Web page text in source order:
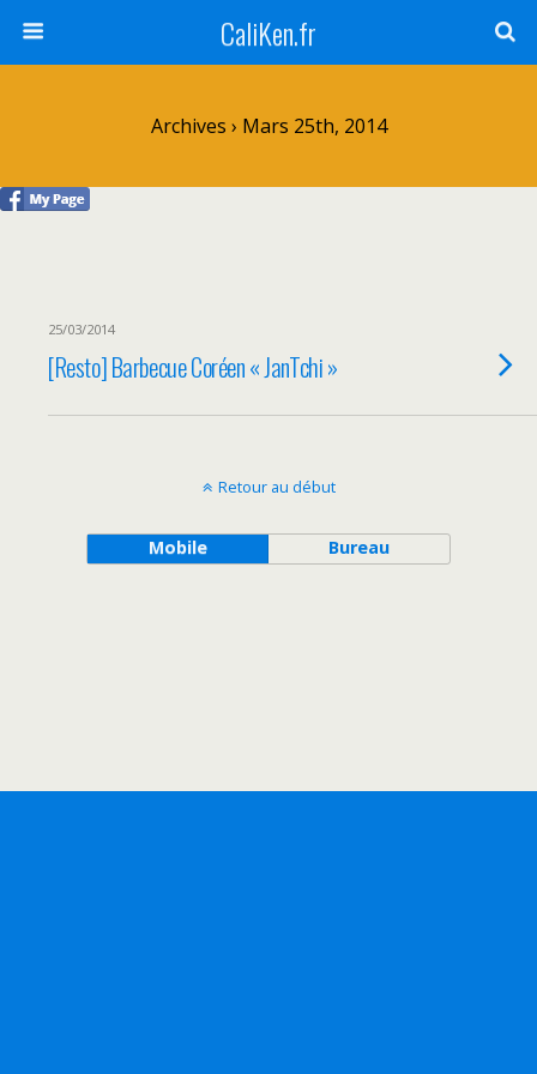
CaliKen.fr
Archives › Mars 25th, 2014
25/03/2014
[Resto] Barbecue Coréen « JanTchi »
Retour au début
Mobile Bureau